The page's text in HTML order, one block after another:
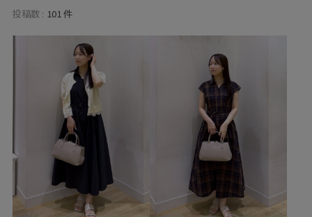
投稿数 : 101 件